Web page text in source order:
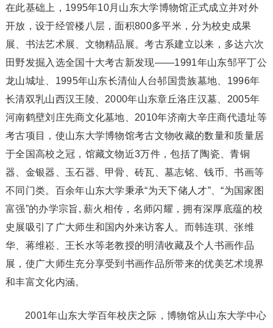
在此基础上，1995年10月山东大学博物馆正式成立并对外
开放，设于经管楼八层，面积800多平米，分为校史成果
展、书法艺术展、文物精品展。考古系建立以来，多达六次
田野发掘入选全国十大考古新发现——1991年山东邹平丁公
龙山城址、1995年山东长清仙人台邿国贵族墓地、1996年
长清双乳山西汉王陵、2000年山东章丘洛庄汉墓、2005年
河南鹤壁刘庄先商文化墓地、2010年济南大辛庄商代遗址等
考古项目，使山东大学博物馆考古文物收藏的数量和质量居
于全国高校之冠，馆藏文物近3万件，包括了陶瓷、青铜
器、金银器、玉石器、甲骨、砖瓦、墓志铭、钱币、书画等
不同门类。百余年山东大学秉承“为天下储人才”、“为国家图
富强”的办学宗旨, 薪火相传，名师闪耀，拥有深厚底蕴的校
史展吸引了广大师生和国内外来访客人。而韩连琪、张维
华、蒋维崧、王长水等老教授的明清收藏及个人书画作品
展，使广大师生充分享受到书画作品所带来的优美艺术境界
和丰富文化内涵。
2001年山东大学百年校庆之际，博物馆从山东大学中心